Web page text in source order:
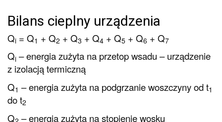
Bilans cieplny urządzenia
Qi = Q1 + Q2 + Q3 + Q4 + Q5 + Q6 + Q7
Qi – energia zużyta na przetop wsadu – urządzenie
z izolacją termiczną
Q1 – energia zużyta na podgrzanie woszczyny od t1
do t2
Q – energia zużyta na stopienie wosku